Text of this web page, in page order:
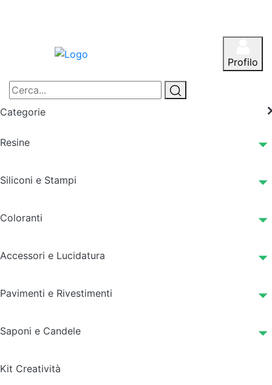
Profilo
Categorie
Resine
Siliconi e Stampi
Coloranti
Accessori e Lucidatura
Pavimenti e Rivestimenti
Saponi e Candele
Kit Creatività